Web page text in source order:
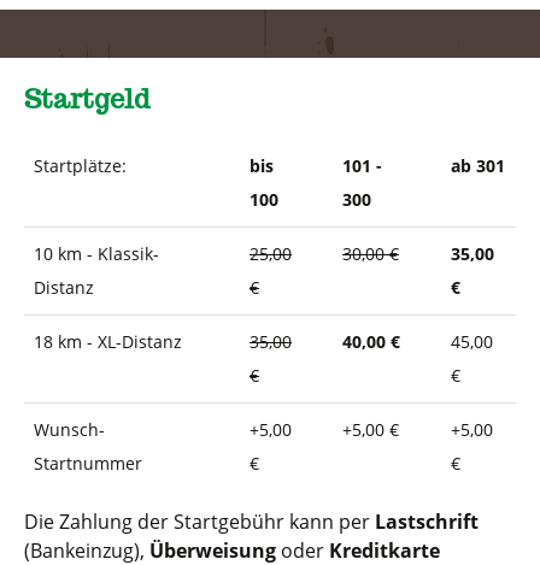
Startgeld
Startplätze:
bis
100
101 -
300
ab 301
10 km - Klassik-
Distanz
25,00
€
30,00 €
35,00
€
18 km - XL-Distanz
35,00
€
40,00 €
45,00
€
Wunsch-
Startnummer
+5,00
€
+5,00 €
+5,00
€
Die Zahlung der Startgebühr kann per Lastschrift
(Bankeinzug), Überweisung oder Kreditkarte